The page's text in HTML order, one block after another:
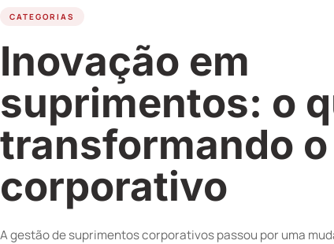
CATEGORIAS
Inovação em
suprimentos: o
transformando
corporativo
A gestão de suprimentos corporativos passou por uma